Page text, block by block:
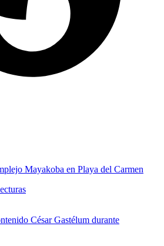
Mayakoba en Playa del Carmen
César Gastélum durante